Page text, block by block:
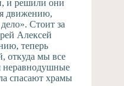
и решили они
движению,
Стоит за
Алексей
теперь
откуда мы все
неравнодушные
спасают храмы